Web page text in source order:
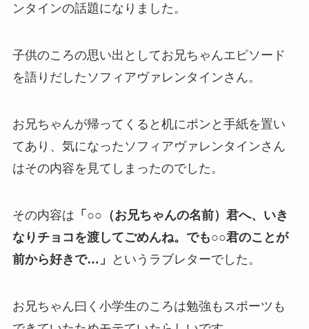
ンタインの話題になりました。
子供のころの思い出としてお兄ちゃんエピソード
を語りだしたソフィアヴァレンタインさん。
お兄ちゃんが帰ってくると机にポンと手紙を置い
てあり、気になったソフィアヴァレンタインさん
はその内容を見てしまったのでした。
その内容は 「○○（お兄ちゃんの名前）君へ、いき
なりチョコを渡してごめんね。でも○○君のことが
前から好きで…」
というラブレターでした。
お兄ちゃん曰く小学生のころは勉強もスポーツも